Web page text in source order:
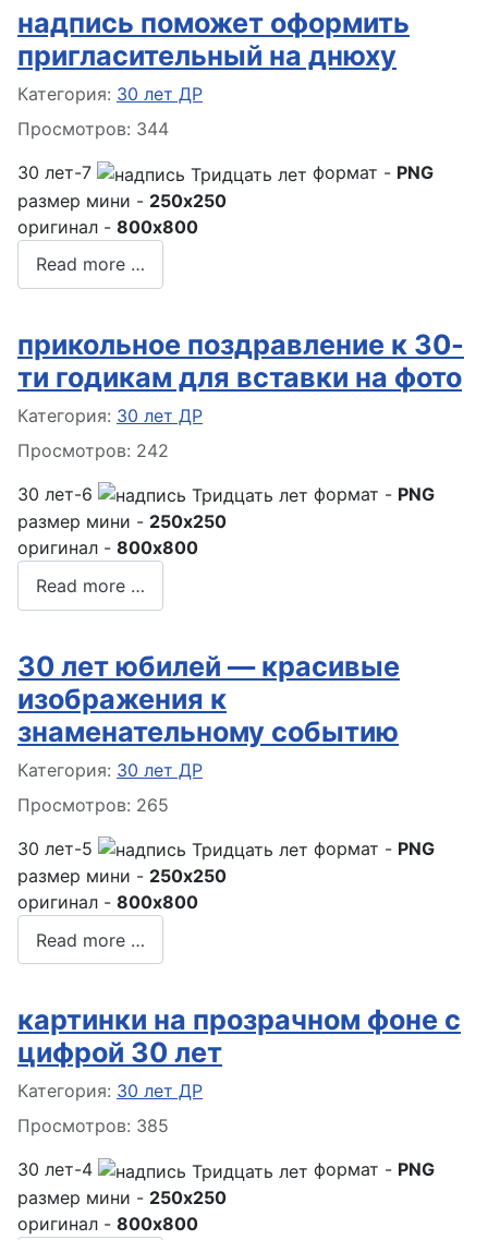
надпись поможет оформить
пригласительный на днюху
Информация о материале
Категория: 30 лет ДР
Просмотров: 344
30 лет-7
формат - PNG
размер мини - 250x250
оригинал - 800x800
Read more …
прикольное поздравление к 30-
ти годикам для вставки на фото
Информация о материале
Категория: 30 лет ДР
Просмотров: 242
30 лет-6
формат - PNG
размер мини - 250x250
оригинал - 800x800
Read more …
30 лет юбилей — красивые
изображения к
знаменательному событию
Информация о материале
Категория: 30 лет ДР
Просмотров: 265
30 лет-5
формат - PNG
размер мини - 250x250
оригинал - 800x800
Read more …
картинки на прозрачном фоне с
цифрой 30 лет
Информация о материале
Категория: 30 лет ДР
Просмотров: 385
30 лет-4
формат - PNG
размер мини - 250x250
оригинал - 800x800